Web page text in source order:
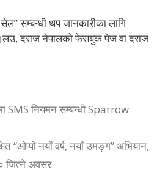
सम्बन्धी थप जानकारीका लागि
दराज नेपालको फेसबुक पेज वा दराज
SMS नियमन सम्बन्धी Sparrow
“ओप्पो नयाँ वर्ष, नयाँ उमङ्ग” अभियान,
जित्ने अवसर